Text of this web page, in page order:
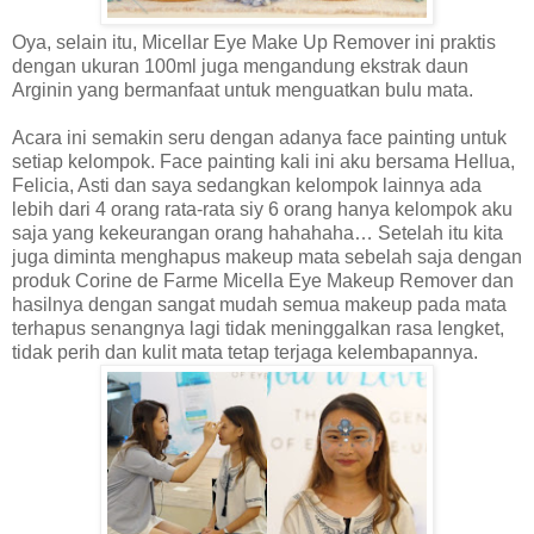
Oya, selain itu, Micellar Eye Make Up Remover ini praktis
dengan ukuran 100ml juga mengandung ekstrak daun
Arginin yang bermanfaat untuk menguatkan bulu mata.
Acara ini semakin seru dengan adanya face painting untuk
setiap kelompok. Face painting kali ini aku bersama Hellua,
Felicia, Asti dan saya sedangkan kelompok lainnya ada
lebih dari 4 orang rata-rata siy 6 orang hanya kelompok aku
saja yang kekeurangan orang hahahaha… Setelah itu kita
juga diminta menghapus makeup mata sebelah saja dengan
produk Corine de Farme Micella Eye Makeup Remover dan
hasilnya dengan sangat mudah semua makeup pada mata
terhapus senangnya lagi tidak meninggalkan rasa lengket,
tidak perih dan kulit mata tetap terjaga kelembapannya.